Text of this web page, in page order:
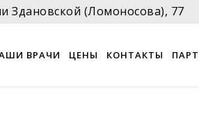
Здановской (Ломоносова), 77
ВРАЧИ ЦЕНЫ КОНТАКТЫ